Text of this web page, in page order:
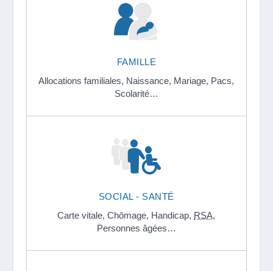
FAMILLE
Allocations familiales, Naissance, Mariage, Pacs,
Scolarité…
SOCIAL - SANTÉ
Carte vitale,Chômage, Handicap, RSA,
Personnes âgées…